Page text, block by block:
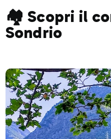
🏘️ Scopri il
Sondrio